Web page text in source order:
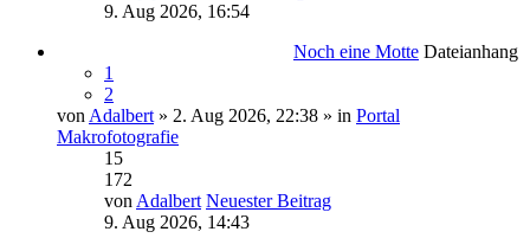
9. Aug 2026, 16:54
Noch eine Motte Dateianhang
1
2
von Adalbert » 2. Aug 2026, 22:38 » in Portal
Makrofotografie
15
172
von Adalbert Neuester Beitrag
9. Aug 2026, 14:43